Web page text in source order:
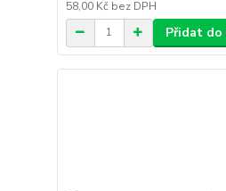
58,00 Kč bez DPH
Přidat do